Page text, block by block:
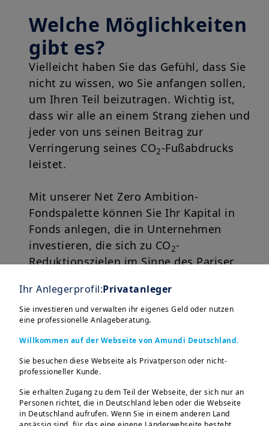
Ihr Anlegerprofil:Privatanleger
Sie investieren und verwalten ihr eigenes Geld oder nutzen
eine professionelle Anlageberatung.
Willkommen auf der Webseite von Amundi Deutschland.
Sie besuchen diese Webseite als Privatperson oder nicht-
professioneller Kunde.
Sie erhalten Zugang zu dem Teil der Webseite, der sich nur an
Personen richtet, die in Deutschland leben oder die Webseite
in Deutschland aufrufen. Wenn Sie in einem anderen Land
Welche Möglichkeiten
gibt es?
Vielleicht haben Sie das Gefühl, dass Sie
nicht zu wissen, wo Sie anfangen sollen,
um Ihren Teil beizutragen. Wichtig ist,
dass wir alle an einem Strang ziehen und
jeder von uns seinen Beitrag zur
Verringerung seines CO2-Fußabdrucks
leistet.
Mit unserer Net Zero Ambition-
Fondspalette können Sie Ihr Kapital in
Fonds anlegen, die in Unternehmen
investieren, die sich zu CO2-
Reduktionszielen im Sinne des Pariser